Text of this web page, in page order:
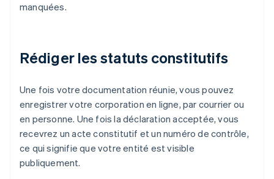
manquées.
Rédiger les statuts constitutifs
Une fois votre documentation réunie, vous pouvez
enregistrer votre corporation en ligne, par courrier ou
en personne. Une fois la déclaration acceptée, vous
recevrez un acte constitutif et un numéro de contrôle,
ce qui signifie que votre entité est visible
publiquement.